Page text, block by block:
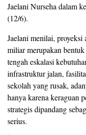
Jaelani Nurseha dalam
(12/6).
Jaelani menilai, proyeksi
miliar merupakan
tengah eskalasi
infrastruktur jalan,
sekolah yang rusak,
hanya karena keraguan
strategis dipandang
serius.